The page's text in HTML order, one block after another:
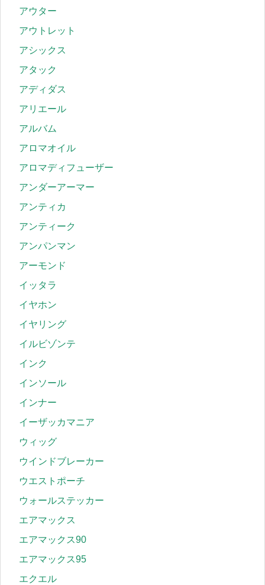
アウター
アウトレット
アシックス
アタック
アディダス
アリエール
アルバム
アロマオイル
アロマディフューザー
アンダーアーマー
アンティカ
アンティーク
アンパンマン
アーモンド
イッタラ
イヤホン
イヤリング
イルビゾンテ
インク
インソール
インナー
イーザッカマニア
ウィッグ
ウインドブレーカー
ウエストポーチ
ウォールステッカー
エアマックス
エアマックス90
エアマックス95
エクエル